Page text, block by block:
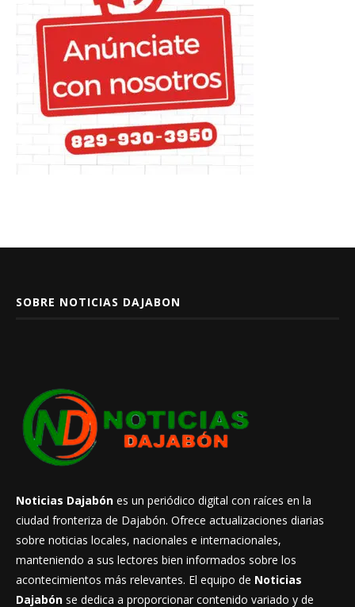
SOBRE NOTICIAS DAJABON
Noticias Dajabón es un periódico digital con raíces en la
ciudad fronteriza de Dajabón. Ofrece actualizaciones diarias
sobre noticias locales, nacionales e internacionales,
manteniendo a sus lectores bien informados sobre los
acontecimientos más relevantes. El equipo de Noticias
Dajabón se dedica a proporcionar contenido variado y de